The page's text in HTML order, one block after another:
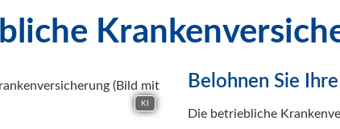
KI
Belohnen Sie
Die betriebliche